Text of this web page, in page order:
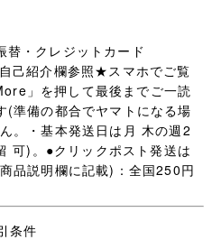
68cm 総丈63cm
みいただき、ご入札＝ご了
だきます。
なので、着用できないほど
ていません、写真を優先し
替・クレジットカード
己紹介欄参照★スマホでご覧
」を押して最後までご一読
(準備の都合でヤマトになる場
。・基本発送日は月 木の週2
可)。●クリックポスト発送は
品説明欄に記載)：全国250円
条件